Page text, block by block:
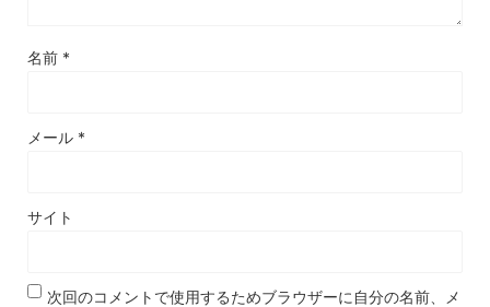
名前 *
メール *
サイト
次回のコメントで使用するためブラウザーに自分の名前、メ